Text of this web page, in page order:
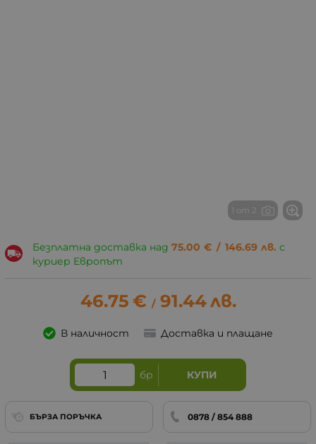
1 от 2
Безплатна доставка над 75.00 € / 146.69 лв. с
куриер Европът
46.75 € / 91.44лв.
В наличност Доставка и плащане
бр КУПИ
БЪРЗА ПОРЪЧКА 0878 / 854 888